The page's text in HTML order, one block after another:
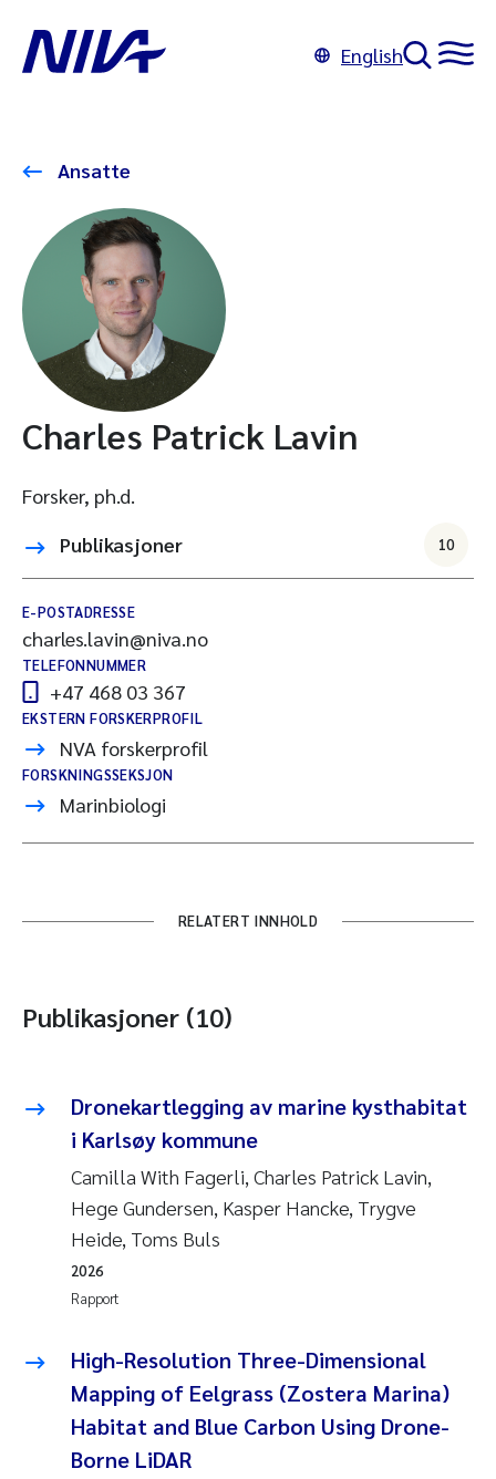
English
Ansatte
Charles Patrick Lavin
Forsker, ph.d.
Publikasjoner
10
E-POSTADRESSE
charles.lavin@niva.no
TELEFONNUMMER
+47 468 03 367
EKSTERN FORSKERPROFIL
NVA forskerprofil
FORSKNINGSSEKSJON
Marinbiologi
RELATERT INNHOLD
Publikasjoner (10)
Dronekartlegging av marine kysthabitat
i Karlsøy kommune
Camilla With Fagerli, Charles Patrick Lavin,
Hege Gundersen, Kasper Hancke, Trygve
Heide, Toms Buls
Rapport
2026
High-Resolution Three-Dimensional
Mapping of Eelgrass (Zostera Marina)
Habitat and Blue Carbon Using Drone-
Borne LiDAR